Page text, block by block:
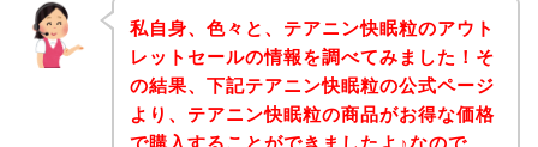
私自身、色々と、テアニン快眠粒のアウト
レットセールの情報を調べてみました！そ
の結果、下記テアニン快眠粒の公式ページ
より、テアニン快眠粒の商品がお得な価格
で購入することができましたよ♪なので、